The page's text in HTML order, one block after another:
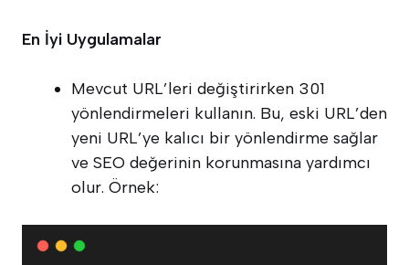
En İyi Uygulamalar
Mevcut URL’leri değiştirirken 301
yönlendirmeleri kullanın. Bu, eski URL’den
yeni URL’ye kalıcı bir yönlendirme sağlar
ve SEO değerinin korunmasına yardımcı
olur. Örnek: